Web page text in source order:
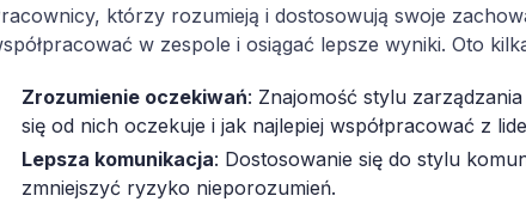
którzy rozumieją i dostosowują swoje
w zespole i osiągać lepsze wyniki. Oto
Zrozumienie oczekiwań: Znajomość stylu
się od nich oczekuje i jak najlepiej współpracować z
Lepsza komunikacja: Dostosowanie się do stylu
zmniejszyć ryzyko nieporozumień.